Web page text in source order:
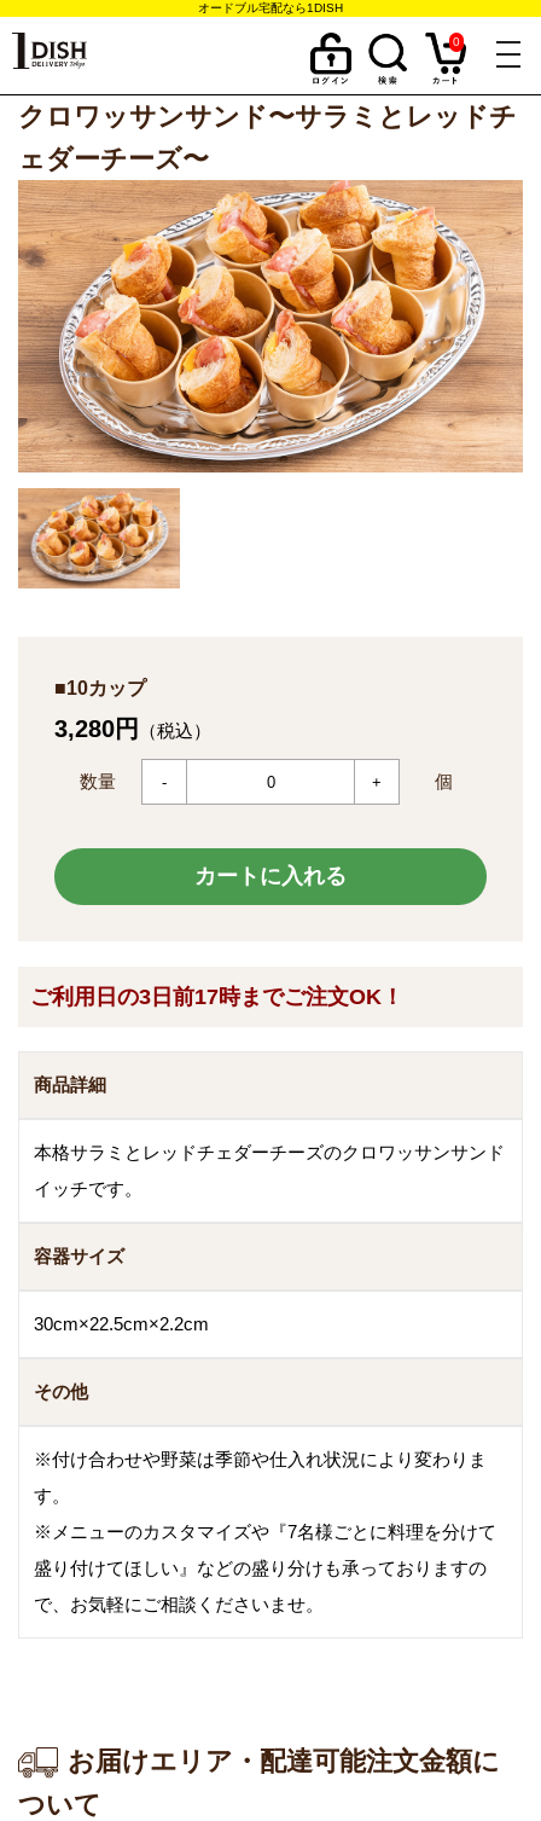
オードブル宅配なら1DISH
0
クロワッサンサンド〜サラミとレッドチ
ェダーチーズ〜
■10カップ
3,280円 （税込）
数量 - + 個
カートに入れる
ご利用日の3日前17時までご注文OK！
商品詳細
本格サラミとレッドチェダーチーズのクロワッサンサンド
イッチです。
容器サイズ
30cm×22.5cm×2.2cm
その他
※付け合わせや野菜は季節や仕入れ状況により変わりま
す。
※メニューのカスタマイズや『7名様ごとに料理を分けて
盛り付けてほしい』などの盛り分けも承っておりますの
で、お気軽にご相談くださいませ。
お届けエリア・配達可能注文金額に
ついて